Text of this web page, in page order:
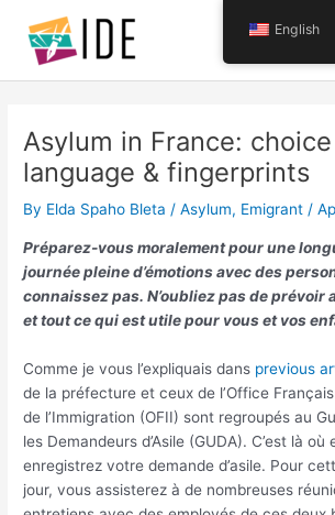
content
Asylum in France:
language & fingerprints
By Elda Spaho Bleta/Asylum, Emigrant /
Préparez-vous moralement pour une
journée pleine d’émotions avec des
connaissez pas. N’oubliez pas de prévoir
et tout ce qui est utile pour vous et vos
Comme je vous l’expliquais dans previous
de la préfecture et ceux de l’Office
de l’Immigration (OFII) sont regroupés au
les Demandeurs d’Asile (GUDA). C’est là où
enregistrez votre demande d’asile. Pour
jour, vous assisterez à de nombreuses
English